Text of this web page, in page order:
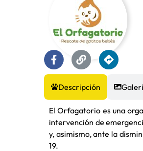
Descripción
El Orfagatorio es una
intervención de
y, asimismo, ante la
19.